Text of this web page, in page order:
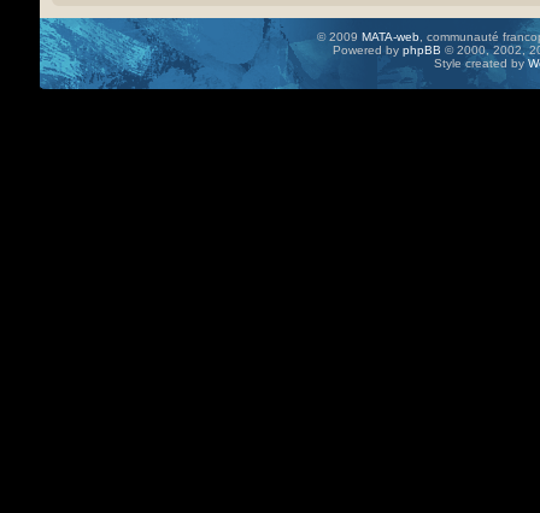
© 2009 MATA-web , communauté
Powered by phpBB © 2000, 2002,
Style created by